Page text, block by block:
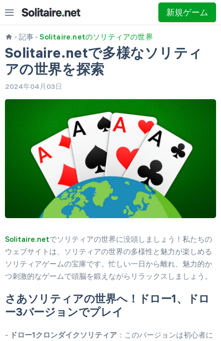
新規ゲーム
1枚引き
3枚引き
記事 Solitaire.netのソリティアの世界
Solitaire.netで多様なソリティ
アの世界を探索
2024年04月03日
Solitaire.netでソリティアの世界に没頭しましょう！私たちの
ウェブサイトは、ソリティアの世界の多様性と魅力が楽しめる
ソリティアゲームの宝庫です。忙しい一日から離れ、魅力的か
つ刺激的なゲームで頭脳を鍛えながらリラックスしましょう。
さあソリティアの世界へ！ドロー1、ドロ
ー3バージョンでプレイ
- ドロー1クロンダイクソリティア ：このバージョンは初心者に